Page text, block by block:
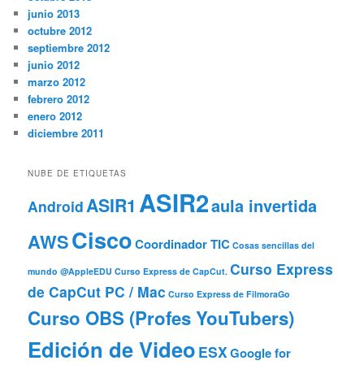
junio 2013
octubre 2012
septiembre 2012
junio 2012
marzo 2012
febrero 2012
enero 2012
diciembre 2011
NUBE DE ETIQUETAS
AndroidASIR1 ASIR2aula invertida
AWSCiscoCoordinador TIC Cosas sencillas del
mundo @AppleEDU Curso Express de CapCut. Curso Express
de CapCut PC / Mac Curso Express de FilmoraGo
Curso OBS (Profes YouTubers)
Edición de Video ESXGoogle for